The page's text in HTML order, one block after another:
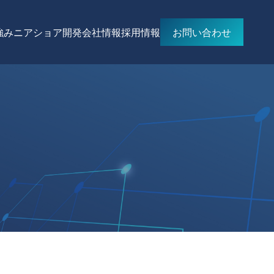
みニアショア開発会社情報採用情報 お問い合わせ